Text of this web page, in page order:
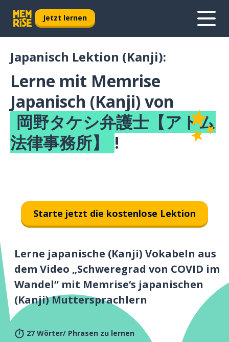
Jetzt lernen
Japanisch Lektion (Kanji):
Lerne mit Memrise
Japanisch (Kanji) von
岡野タケシ弁護士【アトム
法律事務所】
!
Starte jetzt die kostenlose Lektion
Lerne japanische (Kanji) Vokabeln aus
dem Video „Schweregrad von COVID im
Wandel“ mit Memrise‘s japanischen
(Kanji) Muttersprachlern
27 Wörter/ Phrasen zu lernen